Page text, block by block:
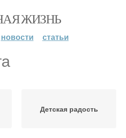
ЖИЗНЬ
новости статьи
Детская радость